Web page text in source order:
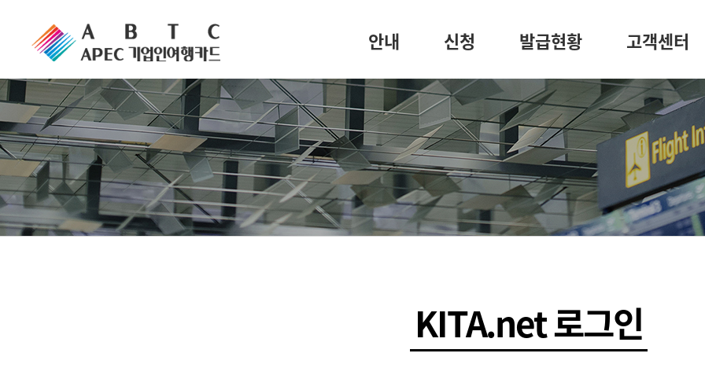
안내 신청 발급현황 고객센터
KITA.net 로그인